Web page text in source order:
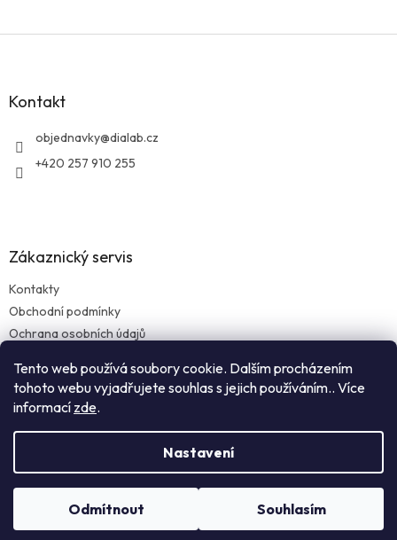
Tento web používá soubory cookie. Dalším procházením
tohoto webu vyjadřujete souhlas s jejich používáním.. Více
informací zde.
Nastavení
Odmítnout Souhlasím
Z
Kontakt
objednavky@dialab.cz
+420 257 910 255
Zákaznický servis
Kontakty
Obchodní podmínky
Ochrana osobních údajů
Doprava a platba
Vytvořil Shoptet
Copyright 2026Dialab.cz . Všechna práva vyhrazena.